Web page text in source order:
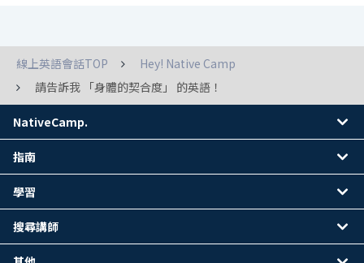
線上英語會話TOP
Hey! Native Camp
請告訴我 「身體的契合度」 的英語！
NativeCamp.
指南
學習
搜尋講師